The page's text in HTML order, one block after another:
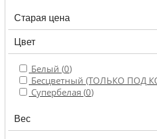
Старая цена
Цвет
Белый (0)
Бесцветный (ТОЛЬКО ПОД
Супербелая (0)
Вес